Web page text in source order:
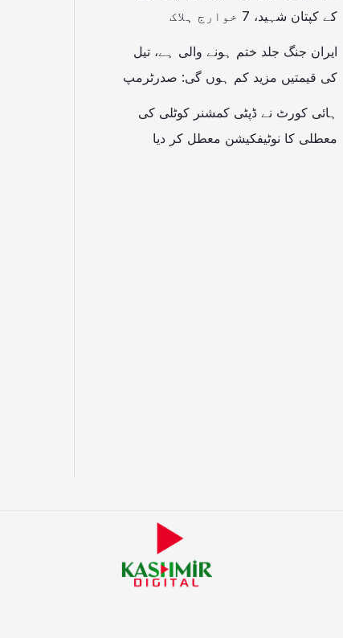
کے کپتان شہید، 7 خوارج ہلاک
ایران جنگ جلد ختم ہونے والی ہے، تیل
کی قیمتیں مزید کم ہوں گی: صدرٹرمپ
ہائی کورٹ نے ڈپٹی کمشنر کوٹلی کی
معطلی کا نوٹیفکیشن معطل کر دیا